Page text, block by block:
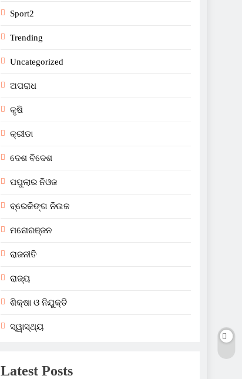
Sport2
Trending
Uncategorized
ଅପରାଧ
କୃଷି
କ୍ରୀଡା
ଦେଶ ବିଦେଶ
ପପୁଲାର ନିଓଜ
ବ୍ରେକିଙ୍ଗ ନିଉଜ
ମନୋରଞ୍ଜନ
ରାଜନୀତି
ରାଜ୍ୟ
ଶିକ୍ଷା ଓ ନିଯୁକ୍ତି
ସ୍ୱାସ୍ଥ୍ୟ
Latest Posts